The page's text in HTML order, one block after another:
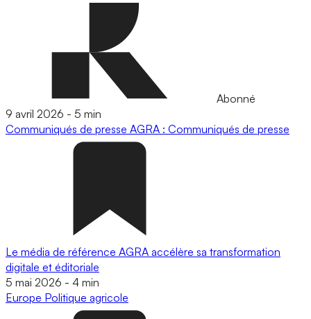
Abonné
9 avril 2026 - 5 min
Communiqués de presse AGRA : Communiqués de presse
Le média de référence AGRA accélère sa transformation
digitale et éditoriale
5 mai 2026 - 4 min
Europe Politique agricole